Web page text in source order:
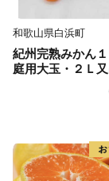
和歌山県白浜町
紀州完熟みかん
庭用大玉・２Ｌ又